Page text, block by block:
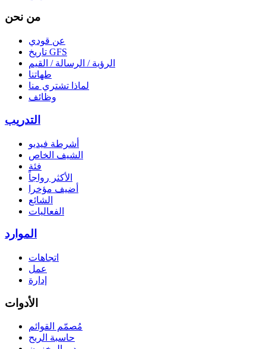
من نحن
عن قودي
تاريخ GFS
الرؤية / الرسالة / القيم
طهاتنا
لماذا تشتري منا
وظائف
التدريب
أشرطة فيديو
الشيف الخاص
فئة
الأكثر رواجاً
أضيف مؤخرا
الشائع
الفعاليات
الموارد
اتجاهات
عمل
إدارة
الأدوات
مُصمّم القوائم
حاسبة الربح